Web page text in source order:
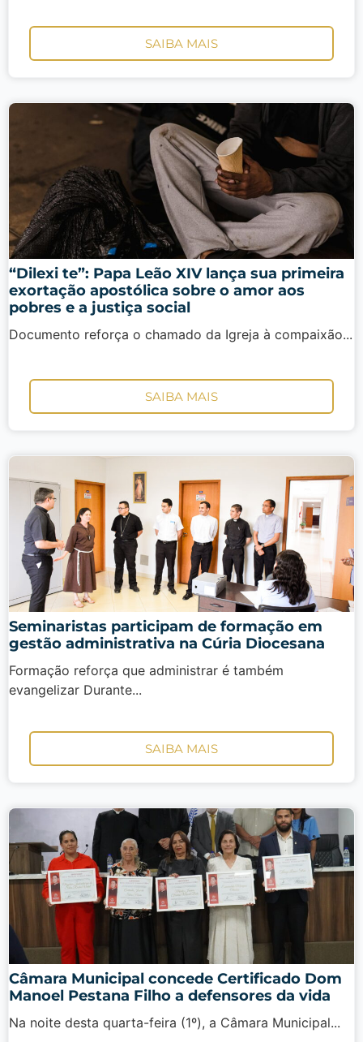
SAIBA MAIS
“Dilexi te”: Papa Leão XIV lança sua primeira
exortação apostólica sobre o amor aos
pobres e a justiça social
Documento reforça o chamado da Igreja à compaixão...
SAIBA MAIS
Seminaristas participam de formação em
gestão administrativa na Cúria Diocesana
Formação reforça que administrar é também
evangelizar Durante...
SAIBA MAIS
Câmara Municipal concede Certificado Dom
Manoel Pestana Filho a defensores da vida
Na noite desta quarta-feira (1º), a Câmara Municipal...